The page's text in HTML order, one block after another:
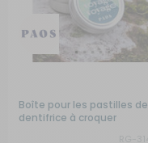
Boîte pour les pastilles de
dentifrice à croquer